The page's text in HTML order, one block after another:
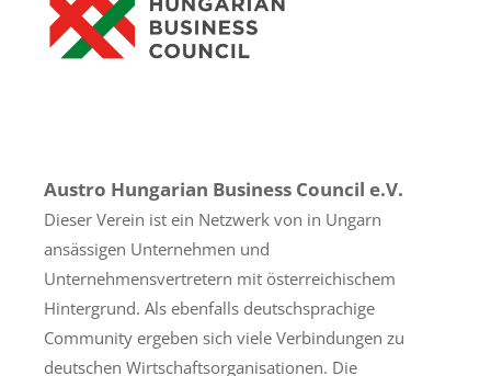
Austro Hungarian Business Council e.V.
Dieser Verein ist ein Netzwerk von in Ungarn
ansässigen Unternehmen und
Unternehmensvertretern mit österreichischem
Hintergrund. Als ebenfalls deutschsprachige
Community ergeben sich viele Verbindungen zu
deutschen Wirtschaftsorganisationen. Die